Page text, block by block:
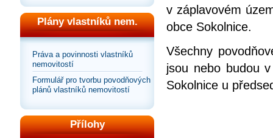
Plány vlastníků nem.
Práva a povinnosti vlastníků
nemovitostí
Formulář pro tvorbu povodňových
plánů vlastníků nemovitostí
Přílohy
v záplavovém
obce Sokolnice.
Všechny
jsou nebo budou
Sokolnice u